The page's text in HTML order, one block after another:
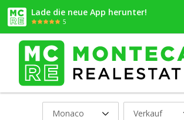
Lade die neue App herunter!
5
Monaco Verkauf